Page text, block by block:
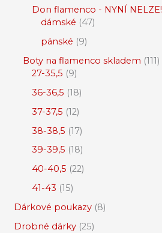
Don flamenco - NYNÍ NELZE!
dámské 47
pánské 9
Boty na flamenco skladem 111
27-35,5 9
36-36,5 18
37-37,5 12
38-38,5 17
39-39,5 18
40-40,5 22
41-43 15
Dárkové poukazy 8
Drobné dárky 25